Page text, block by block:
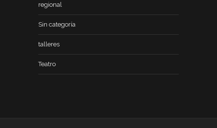
regional
Sin categoría
talleres
Teatro